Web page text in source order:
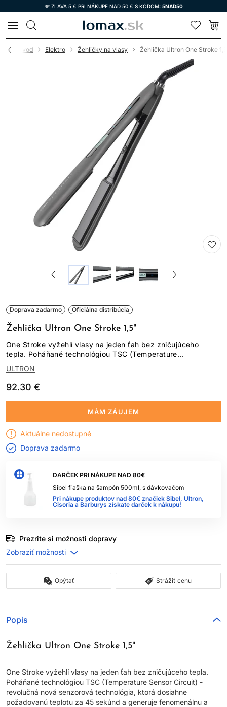
💸 ZĽAVA 5 € PRI NÁKUPE NAD 50 € S KÓDOM: 5NAD50
LOMAX
Úvod Elektro Žehličky na vlasy Žehlička Ultron One Stroke
Doprava zadarmo Oficiálna distribúcia
Žehlička Ultron One Stroke 1,5"
One Stroke vyžehlí vlasy na jeden ťah bez zničujúceho
tepla. Poháňané technológiou TSC (Temperature...
ULTRON
92.30 €
DARČEK PRI NÁKUPE NAD 80€
Sibel fľaška na šampón 500ml, s dávkovačom
Pri nákupe produktov nad 80€ značiek Sibel, Ultron,
Cisoria a Barburys získate darček k nákupu!
MÁM ZÁUJEM
Aktuálne nedostupné
Doprava zadarmo
Prezrite si možnosti dopravy
Opýtať Strážiť cenu
Popis
Žehlička Ultron One Stroke 1,5"
One Stroke vyžehlí vlasy na jeden ťah bez zničujúceho tepla.
Poháňané technológiou TSC (Temperature Sensor Circuit) -
revolučná nová senzorová technológia, ktorá dosiahne
požadovanú teplotu za 45 sekúnd a generuje fenomenálnu a